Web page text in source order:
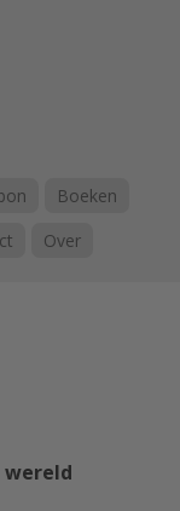
Boeken
Over
wereld